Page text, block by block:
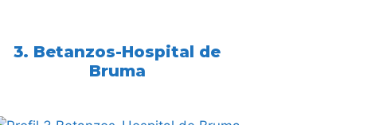
3. Betanzos-Hospital de
Bruma